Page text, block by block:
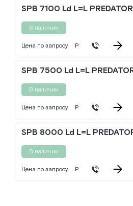
SPB 7100 Ld L=L
В наличии
Цена по запросу Р
SPB 7500 Ld L=L
В наличии
Цена по запросу Р
SPB 8000 Ld L=L
В наличии
Цена по запросу Р